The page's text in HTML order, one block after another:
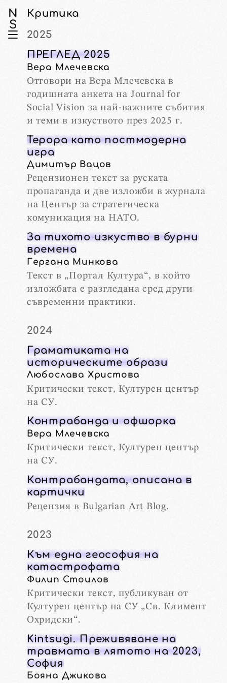
N
S
Критика
2025
ПРЕГЛЕД 2025
Вера Млечевска
Отговори на Вера Млечевска в
годишната анкета на Journal for
Social Vision за най-важните събития
и теми в изкуството през 2025 г.
Терора като постмодерна
игра
Димитър Вацов
Рецензионен текст за руската
пропаганда и две изложби в журнала
на Център за стратегическа
комуникация на НАТО.
За тихото изкуство в бурни
времена
Гергана Минкова
Текст в „Портал Култура“, в който
изложбата е разгледана сред други
съвременни практики.
2024
Граматиката на
историческите образи
Любослава Христова
Критически текст, Културен център
на СУ.
Контрабанда и офшорка
Вера Млечевска
Критически текст, Културен център
на СУ.
Контрабандата, описана в
картички
Рецензия в Bulgarian Art Blog.
2023
Към една геософия на
катастрофата
Филип Стоилов
Критически текст, публикуван от
Културен център на СУ „Св. Климент
Охридски“.
Kintsugi. Преживяване на
травмата в лятото на 2023,
София
Бояна Джикова